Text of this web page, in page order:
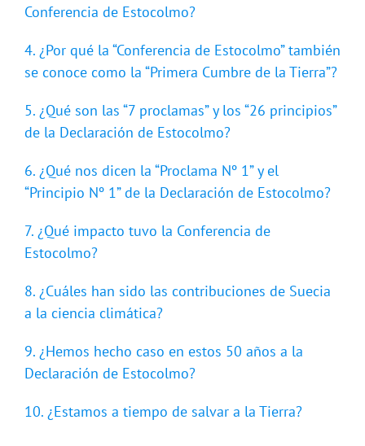
Conferencia de Estocolmo?
4. ¿Por qué la “Conferencia de Estocolmo” también
se conoce como la “Primera Cumbre de la Tierra”?
5. ¿Qué son las “7 proclamas” y los “26 principios”
de la Declaración de Estocolmo?
6. ¿Qué nos dicen la “Proclama Nº 1” y el
“Principio Nº 1” de la Declaración de Estocolmo?
7. ¿Qué impacto tuvo la Conferencia de
Estocolmo?
8. ¿Cuáles han sido las contribuciones de Suecia
a la ciencia climática?
9. ¿Hemos hecho caso en estos 50 años a la
Declaración de Estocolmo?
10. ¿Estamos a tiempo de salvar a la Tierra?